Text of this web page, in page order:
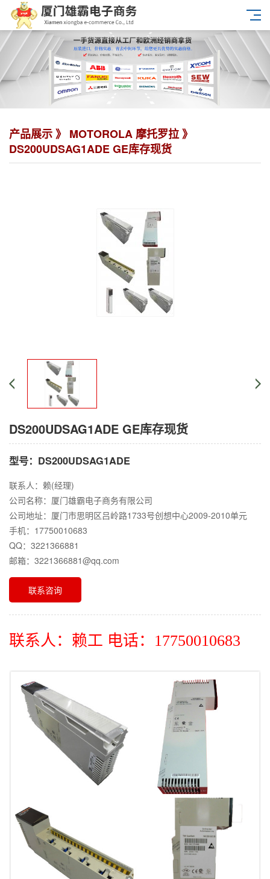
产品展示 》 MOTOROLA 摩托罗拉》
DS200UDSAG1ADE GE库存现货
DS200UDSAG1ADE GE库存现货
型号：DS200UDSAG1ADE
联系人：赖(经理)
公司名称：厦门雄霸电子商务有限公司
公司地址：厦门市思明区吕岭路1733号创想中心2009-2010单元
手机：17750010683
QQ：3221366881
邮箱：3221366881@qq.com
联系咨询
联系人：赖工 电话：17750010683